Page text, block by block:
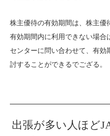
株主優待の有効期間は、株主優
有効期間内に利用できない場
センターに問い合わせて、有
討することができるでござる。
出張が多い人ほど